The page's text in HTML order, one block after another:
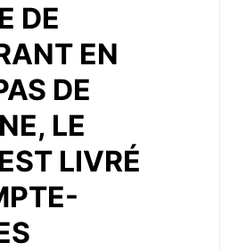
DE
EN
DE
LE
LIVRÉ